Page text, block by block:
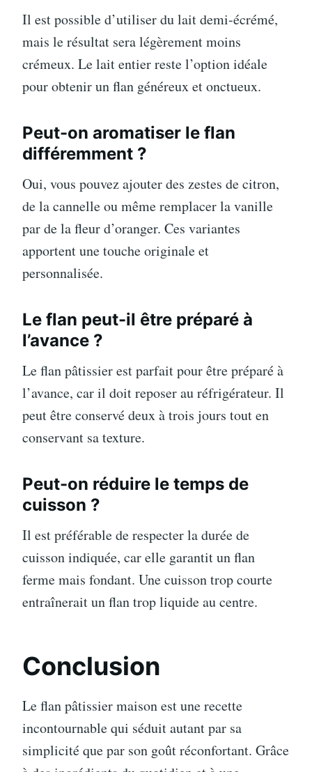
Il est possible d’utiliser du lait demi-écrémé,
mais le résultat sera légèrement moins
crémeux. Le lait entier reste l’option idéale
pour obtenir un flan généreux et onctueux.
Peut-on aromatiser le flan
différemment ?
Oui, vous pouvez ajouter des zestes de citron,
de la cannelle ou même remplacer la vanille
par de la fleur d’oranger. Ces variantes
apportent une touche originale et
personnalisée.
Le flan peut-il être préparé à
l’avance ?
Le flan pâtissier est parfait pour être préparé à
l’avance, car il doit reposer au réfrigérateur. Il
peut être conservé deux à trois jours tout en
conservant sa texture.
Peut-on réduire le temps de
cuisson ?
Il est préférable de respecter la durée de
cuisson indiquée, car elle garantit un flan
ferme mais fondant. Une cuisson trop courte
entraînerait un flan trop liquide au centre.
Conclusion
Le flan pâtissier maison est une recette
incontournable qui séduit autant par sa
simplicité que par son goût réconfortant. Grâce